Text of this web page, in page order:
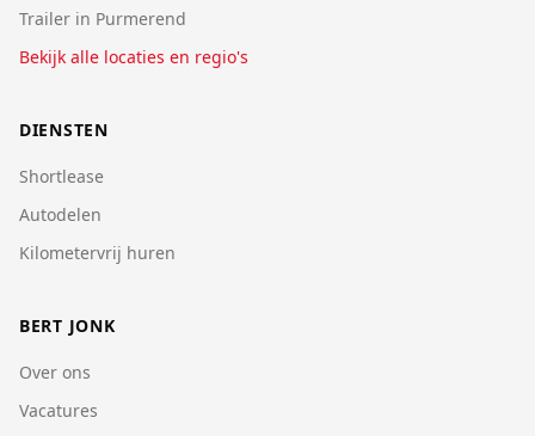
Trailer in Purmerend
Bekijk alle locaties en regio's
DIENSTEN
Shortlease
Autodelen
Kilometervrij huren
BERT JONK
Over ons
Vacatures